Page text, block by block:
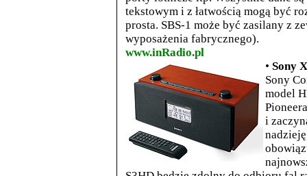
tekstowym i z łatwością mogą być
prosta. SBS-1 może być zasilany z
wyposażenia fabrycznego).
www.inRadio.pl
• Sony
Sony
model
i